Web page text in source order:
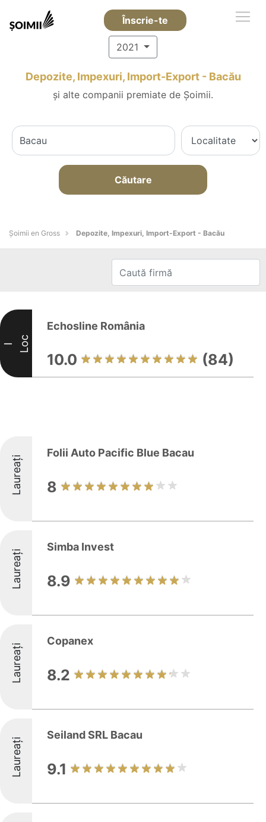
Înscrie-te
2021
Depozite, Impexuri, Import-Export - Bacău
și alte companii premiate de Șoimii.
Căutare
Șoimii en Gross Depozite, Impexuri, Import-Export - Bacău
I Loc
Echosline România
10.0 (84)
Laureați
Folii Auto Pacific Blue Bacau
8
Laureați
Simba Invest
8.9
Laureați
Copanex
8.2
Laureați
Seiland SRL Bacau
9.1